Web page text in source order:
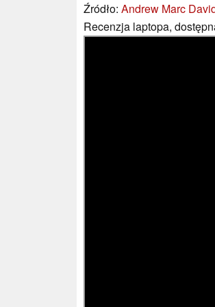
Źródło: Andrew Marc
Recenzja laptopa,